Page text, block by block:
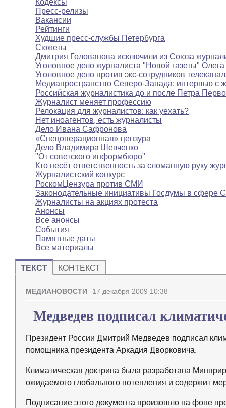
Кодексы
Пресс-релизы
Вакансии
Рейтинги
Худшие пресс-службы Петербурга
Сюжеты
Дмитрия Голованова исключили из Союза
Уголовное дело журналиста "Новой газеты"
Уголовное дело против экс-сотрудников
Медиапространство Северо-Запада: интервью с
Российская журналистика до и после Петра
Журналист меняет профессию
Релокация для журналистов: как уехать?
Нет иноагентов, есть журналисты
Дело Ивана Сафронова
«Спецоперационная» цензура
Дело Владимира Шевченко
"От советского информбюро"
Кто несёт ответственность за сломанную руку
Журналистский конкурс
РоскомЦензура против СМИ
Законодательные инициативы Госдумы в сфере
Журналисты на акциях протеста
Анонсы
Все анонсы
События
Памятные даты
Все материалы
ТЕКСТ КОНТЕКСТ
МЕДИАНОВОСТИ 17 декабря 2009 10:38
Медведев подписал
Президент России Дмитрий Медведев подписал
помощника президента Аркадия Дворковича.
Климатическая доктрина была разработана
ожидаемого глобального потепления и содержит
Подписание этого документа произошло на фоне